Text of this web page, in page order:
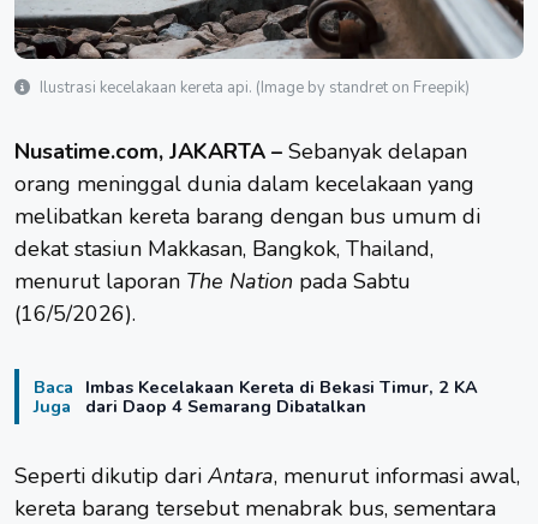
Ilustrasi kecelakaan kereta api. (Image by standret on Freepik)
Nusatime.com, JAKARTA – Sebanyak delapan
orang meninggal dunia dalam kecelakaan yang
melibatkan kereta barang dengan bus umum di
dekat stasiun Makkasan, Bangkok, Thailand,
menurut laporan The Nation pada Sabtu
(16/5/2026).
Baca
Juga
Imbas Kecelakaan Kereta di Bekasi Timur, 2 KA
dari Daop 4 Semarang Dibatalkan
Seperti dikutip dari Antara, menurut informasi awal,
kereta barang tersebut menabrak bus, sementara